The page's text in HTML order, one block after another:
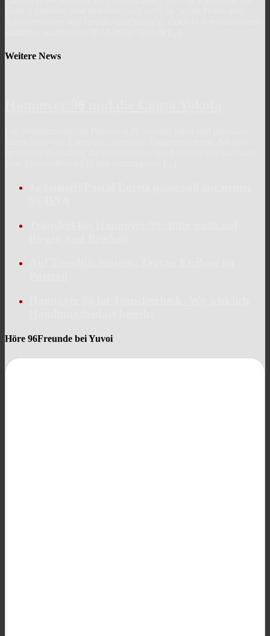
Weitere News
Höre 96Freunde bei Yuvoi